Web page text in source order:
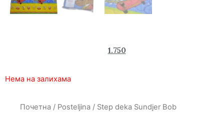
1.750
Нема на залихама
Почетна / Posteljina / Step deka Sundjer Bob